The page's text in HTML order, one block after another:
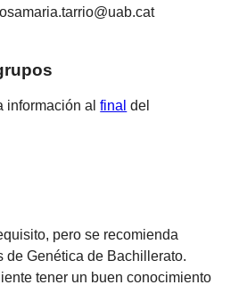
información alfinal del
pero se recomienda
de Genética de Bachillerato.
tener un buen conocimiento